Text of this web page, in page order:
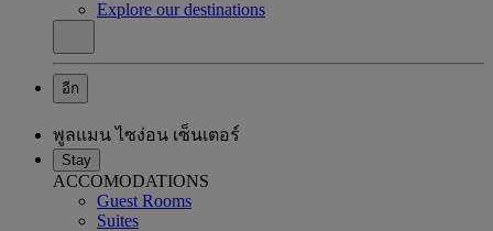
Explore our destinations
อีก
พูลแมน ไซง่อน เซ็นเตอร์
Stay
ACCOMODATIONS
Guest Rooms
Suites